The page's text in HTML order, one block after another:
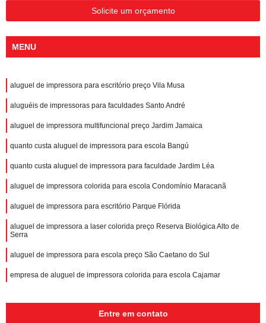
Solicite um orçamento
MENU
aluguel de impressora para escritório preço Vila Musa
aluguéis de impressoras para faculdades Santo André
aluguel de impressora multifuncional preço Jardim Jamaica
quanto custa aluguel de impressora para escola Bangú
quanto custa aluguel de impressora para faculdade Jardim Léa
aluguel de impressora colorida para escola Condomínio Maracanã
aluguel de impressora para escritório Parque Flórida
aluguel de impressora a laser colorida preço Reserva Biológica Alto de
Serra
aluguel de impressora para escola preço São Caetano do Sul
empresa de aluguel de impressora colorida para escola Cajamar
Entre em contato